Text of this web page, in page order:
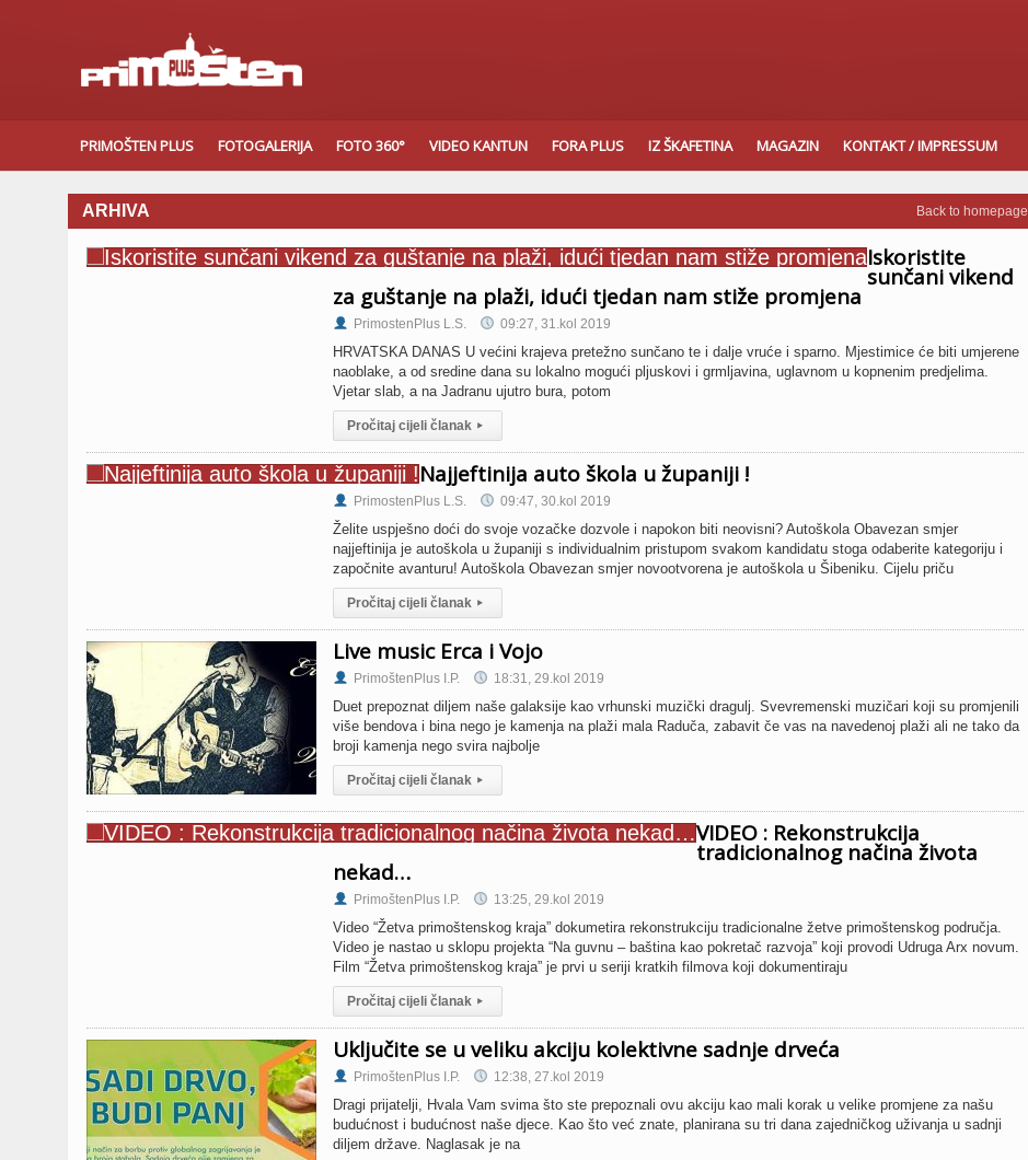
PRIMOŠTEN PLUS FOTOGALERIJA FOTO 360° VIDEO KANTUN FORA PLUS IZ ŠKAFETINA MAGAZIN KONTAKT / IMPRESSUM
Back to homepage
ARHIVA
Iskoristite
sunčani vikend
za guštanje na plaži, idući tjedan nam stiže promjena
PrimostenPlus L.S. 09:27, 31.kol 2019
HRVATSKA DANAS U većini krajeva pretežno sunčano te i dalje vruće i sparno. Mjestimice će biti umjerene
naoblake, a od sredine dana su lokalno mogući pljuskovi i grmljavina, uglavnom u kopnenim predjelima.
Vjetar slab, a na Jadranu ujutro bura, potom
Pročitaj cijeli članak ▸
Najjeftinija auto škola u županiji !
PrimostenPlus L.S. 09:47, 30.kol 2019
Želite uspješno doći do svoje vozačke dozvole i napokon biti neovisni? Autoškola Obavezan smjer
najjeftinija je autoškola u županiji s individualnim pristupom svakom kandidatu stoga odaberite kategoriju i
započnite avanturu! Autoškola Obavezan smjer novootvorena je autoškola u Šibeniku. Cijelu priču
Pročitaj cijeli članak ▸
Live music Erca i Vojo
PrimoštenPlus I.P. 18:31, 29.kol 2019
Duet prepoznat diljem naše galaksije kao vrhunski muzički dragulj. Svevremenski muzičari koji su promjenili
više bendova i bina nego je kamenja na plaži mala Raduča, zabavit če vas na navedenoj plaži ali ne tako da
broji kamenja nego svira najbolje
Pročitaj cijeli članak ▸
VIDEO : Rekonstrukcija
tradicionalnog načina života
nekad…
PrimoštenPlus I.P. 13:25, 29.kol 2019
Video “Žetva primoštenskog kraja” dokumetira rekonstrukciju tradicionalne žetve primoštenskog područja.
Video je nastao u sklopu projekta “Na guvnu – baština kao pokretač razvoja” koji provodi Udruga Arx novum.
Film “Žetva primoštenskog kraja” je prvi u seriji kratkih filmova koji dokumentiraju
Pročitaj cijeli članak ▸
Uključite se u veliku akciju kolektivne sadnje drveća
PrimoštenPlus I.P. 12:38, 27.kol 2019
Dragi prijatelji, Hvala Vam svima što ste prepoznali ovu akciju kao mali korak u velike promjene za našu
budućnost i budućnost naše djece. Kao što već znate, planirana su tri dana zajedničkog uživanja u sadnji
diljem države. Naglasak je na